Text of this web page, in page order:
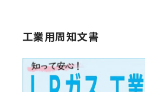
工業用周知文書